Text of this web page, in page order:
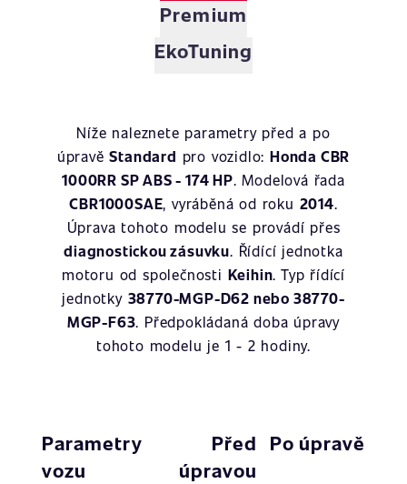
Premium
EkoTuning
Níže naleznete parametry před a po
úpravěStandard pro vozidlo: Honda CBR
1000RR SP ABS - 174 HP. Modelová řada
CBR1000SAE, vyráběná od roku 2014.
Úprava tohoto modelu se provádí přes
diagnostickou zásuvku. Řídící jednotka
motoru od společnosti Keihin. Typ řídící
jednotky 38770-MGP-D62 nebo 38770-
MGP-F63. Předpokládaná doba úpravy
tohoto modelu je 1 - 2 hodiny.
Parametry
vozu
Před
úpravou
Po úpravě